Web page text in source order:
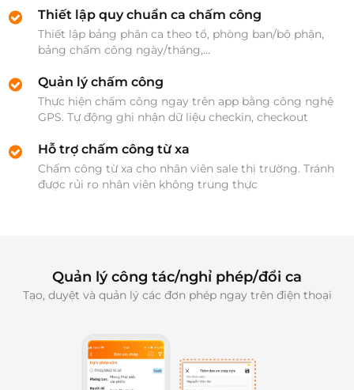
Thiết lập quy chuẩn ca chấm công
Thiết lập bảng phân ca theo tổ, phòng ban/bộ phận,
bảng chấm công ngày/tháng,...
Quản lý chấm công
Thực hiện chấm công ngay trên app bằng công nghệ
GPS. Tự động ghi nhận dữ liệu checkin, checkout
Hỗ trợ chấm công từ xa
Chấm công từ xa cho nhân viên sale thị trường. Tránh
được rủi ro nhân viên không trung thực
Quản lý công tác/nghỉ phép/đổi ca
Tạo, duyệt và quản lý các đơn phép ngay trên điện thoại